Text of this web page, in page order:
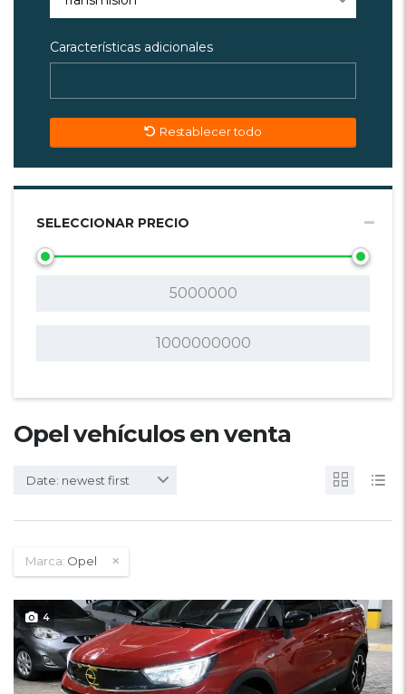
Características adicionales
Restablecer todo
SELECCIONAR PRECIO
Opel vehículos en venta
Date: newest first
Marca: Opel
4